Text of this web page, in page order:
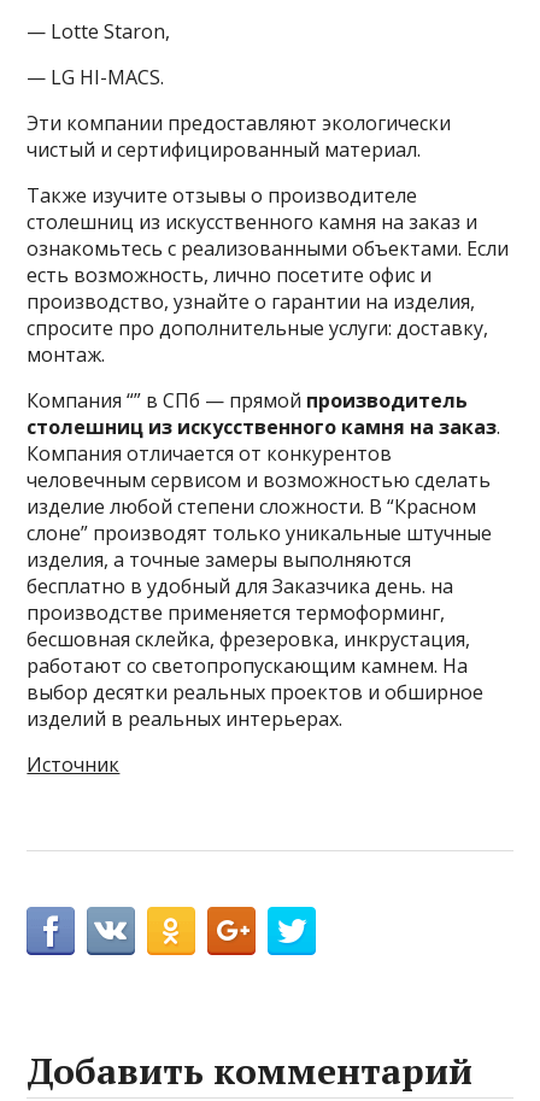
— Lotte Staron,
— LG HI-MACS.
Эти компании предоставляют экологически
чистый и сертифицированный материал.
Также изучите отзывы о производителе
столешниц из искусственного камня на заказ и
ознакомьтесь с реализованными объектами. Если
есть возможность, лично посетите офис и
производство, узнайте о гарантии на изделия,
спросите про дополнительные услуги: доставку,
монтаж.
Компания “” в СПб — прямой производитель
столешниц из искусственного камня на заказ.
Компания отличается от конкурентов
человечным сервисом и возможностью сделать
изделие любой степени сложности. В “Красном
слоне” производят только уникальные штучные
изделия, а точные замеры выполняются
бесплатно в удобный для Заказчика день. на
производстве применяется термоформинг,
бесшовная склейка, фрезеровка, инкрустация,
работают со светопропускающим камнем. На
выбор десятки реальных проектов и обширное
изделий в реальных интерьерах.
Источник
Добавить комментарий